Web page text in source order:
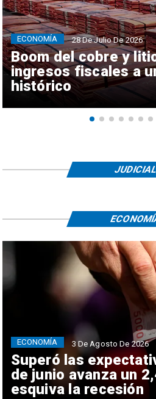
Boom del cobre y
ingresos fiscales a
histórico
ECONOMÍA 28 De Julio De 2026
JUDICIAL
Superó las
de junio avanza un
esquiva la recesión
ECONOMÍA 3 De Agosto De 2026